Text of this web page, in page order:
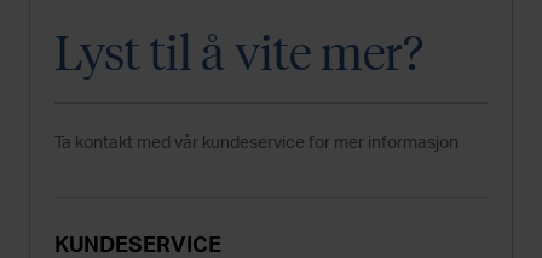
Lyst til å vite mer?
Ta kontakt med vår kundeservice for mer informasjon
KUNDESERVICE